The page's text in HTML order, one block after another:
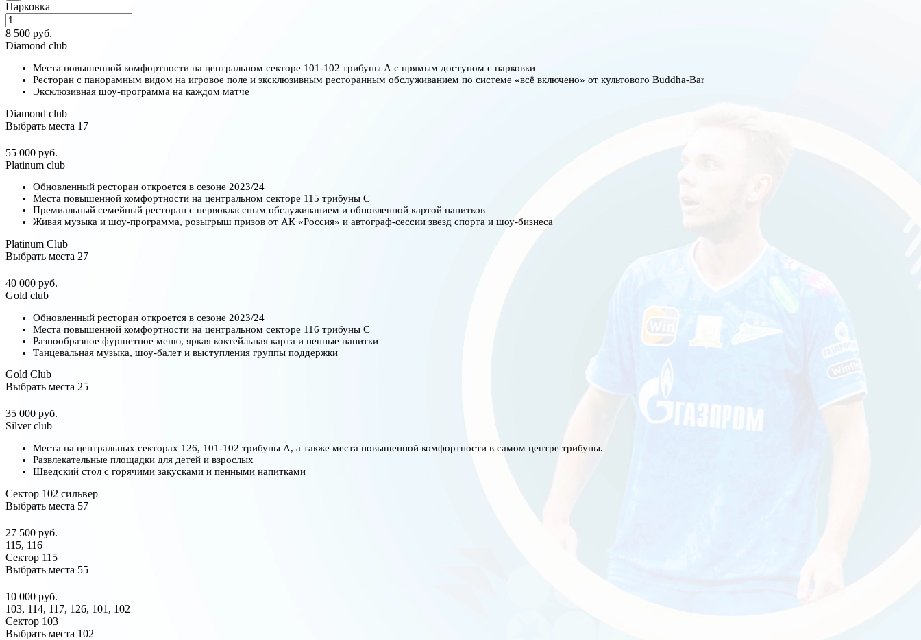
Парковка
8 500 руб.
Diamond club
Места повышенной комфортности на центральном секторе 101-102 трибуны А с прямым доступом с парковки
Ресторан с панорамным видом на игровое поле и эксклюзивным ресторанным обслуживанием по системе «всё включено» от культового Buddha-Bar
Эксклюзивная шоу-программа на каждом матче
Diamond club
Выбрать места 17
55 000 руб.
Platinum club
Обновленный ресторан откроется в сезоне 2023/24
Места повышенной комфортности на центральном секторе 115 трибуны С
Премиальный семейный ресторан с первоклассным обслуживанием и обновленной картой напитков
Живая музыка и шоу-программа, розыгрыш призов от АК «Россия» и автограф-сессии звезд спорта и шоу-бизнеса
Platinum Club
Выбрать места 27
40 000 руб.
Gold club
Обновленный ресторан откроется в сезоне 2023/24
Места повышенной комфортности на центральном секторе 116 трибуны С
Разнообразное фуршетное меню, яркая коктейльная карта и пенные напитки
Танцевальная музыка, шоу-балет и выступления группы поддержки
Gold Club
Выбрать места 25
35 000 руб.
Silver club
Места на центральных секторах 126, 101-102 трибуны А, а также места повышенной комфортности в самом центре трибуны.
Развлекательные площадки для детей и взрослых
Шведский стол с горячими закусками и пенными напитками
Сектор 102 сильвер
Выбрать места 57
27 500 руб.
115, 116
Сектор 115
Выбрать места 55
10 000 руб.
103, 114, 117, 126, 101, 102
Сектор 103
Выбрать места 102